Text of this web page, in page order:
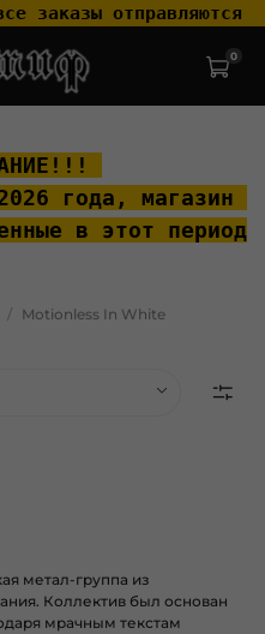
заказы отправляются
0
года, магазин
в этот
Motionless In White
метал-группа из
Коллектив был основан
мрачным текстам